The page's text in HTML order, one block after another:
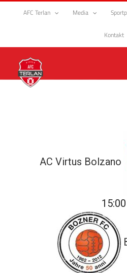
Zum
AFC Terlan Media
Kontakt
AC Virtus Bolzano
15:00